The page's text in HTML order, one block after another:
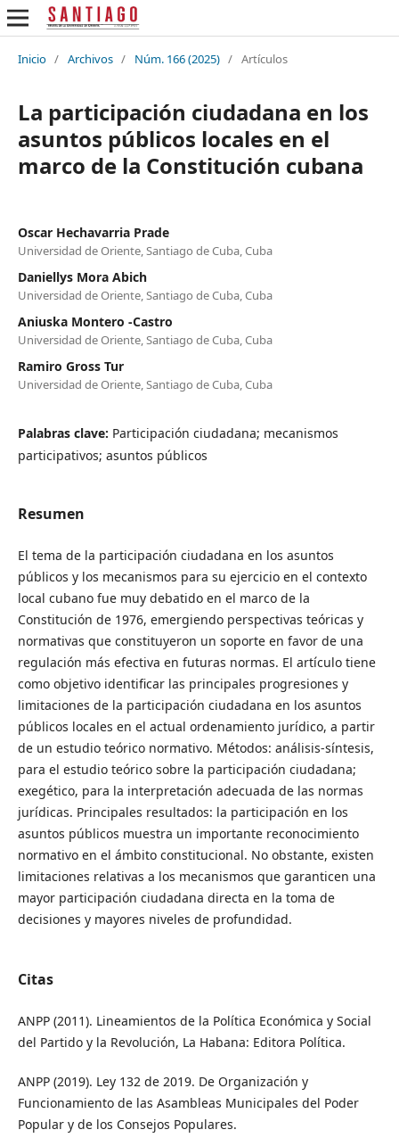
Inicio / Archivos / Núm. 166 (2025) / Artículos
La participación ciudadana en los
asuntos públicos locales en el
marco de la Constitución cubana
Oscar Hechavarria Prade
Universidad de Oriente, Santiago de Cuba, Cuba
Daniellys Mora Abich
Universidad de Oriente, Santiago de Cuba, Cuba
Aniuska Montero -Castro
Universidad de Oriente, Santiago de Cuba, Cuba
Ramiro Gross Tur
Universidad de Oriente, Santiago de Cuba, Cuba
Palabras clave: Participación ciudadana; mecanismos
participativos; asuntos públicos
Resumen
El tema de la participación ciudadana en los asuntos
públicos y los mecanismos para su ejercicio en el contexto
local cubano fue muy debatido en el marco de la
Constitución de 1976, emergiendo perspectivas teóricas y
normativas que constituyeron un soporte en favor de una
regulación más efectiva en futuras normas. El artículo tiene
como objetivo identificar las principales progresiones y
limitaciones de la participación ciudadana en los asuntos
públicos locales en el actual ordenamiento jurídico, a partir
de un estudio teórico normativo. Métodos: análisis-síntesis,
para el estudio teórico sobre la participación ciudadana;
exegético, para la interpretación adecuada de las normas
jurídicas. Principales resultados: la participación en los
asuntos públicos muestra un importante reconocimiento
normativo en el ámbito constitucional. No obstante, existen
limitaciones relativas a los mecanismos que garanticen una
mayor participación ciudadana directa en la toma de
decisiones y mayores niveles de profundidad.
Citas
ANPP (2011). Lineamientos de la Política Económica y Social
del Partido y la Revolución, La Habana: Editora Política.
ANPP (2019). Ley 132 de 2019. De Organización y
Funcionamiento de las Asambleas Municipales del Poder
Popular y de los Consejos Populares.